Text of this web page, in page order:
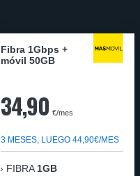
Fibra 1Gbps +
móvil 50GB
34,90 €/mes
3 MESES, LUEGO 44,90€/MES
FIBRA 1GB